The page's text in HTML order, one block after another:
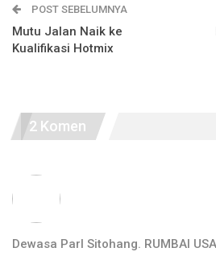
POST SEBELUMNYA
Mutu Jalan Naik ke
Kualifikasi Hotmix
2 Komen
Dewasa Parl Sitohang. RUMBAI